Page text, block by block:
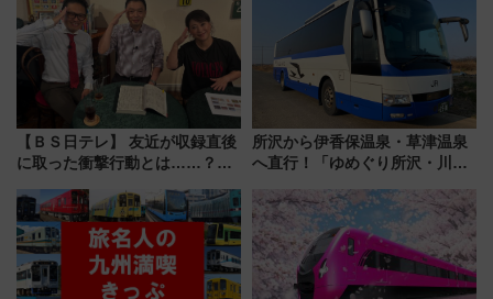
プランもご紹介
【ＢＳ日テレ】 友近が収録直後
に取った衝撃行動とは……？
で極上の夏祭り鉄道旅を放送
所沢から伊香保温泉・草津温泉
へ直行！「ゆめぐり所沢・川越
軽に 運行ダイヤ・運賃を解説